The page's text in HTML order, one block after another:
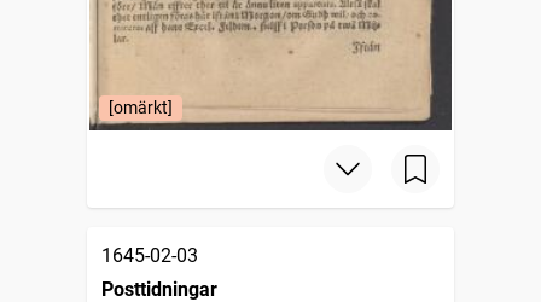
[omärkt]
1645-02-03
Posttidningar